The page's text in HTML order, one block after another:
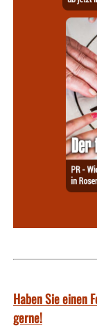
Haben Sie einen
gerne!